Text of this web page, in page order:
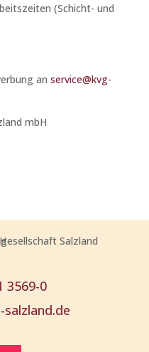
(Schicht- und
an service@kvg-
mbH
3569-0
salzland.de